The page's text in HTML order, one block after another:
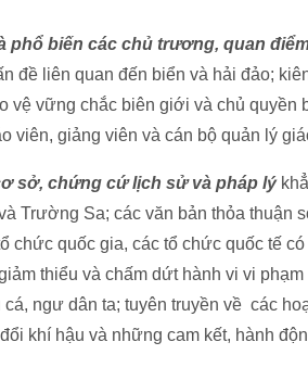
phổ biến các chủ trương, quan
đề liên quan đến biển và hải đảo;
vệ vững chắc biên giới và chủ quyền
viên, giảng viên và cán bộ quản lý
sở, chứng cứ lịch sử và pháp lý
Trường Sa; các văn bản thỏa thuận
chức quốc gia, các tổ chức quốc tế
thiểu và chấm dứt hành vi vi
ngư dân ta; tuyên truyền về các
khí hậu và những cam kết, hành